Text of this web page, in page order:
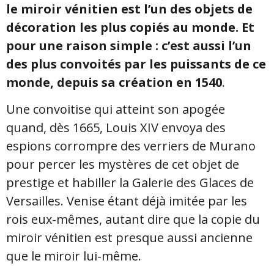
le miroir vénitien est l’un des objets de
décoration les plus copiés au monde. Et
pour une raison simple : c’est aussi l’un
des plus convoités par les puissants de ce
monde, depuis sa création en 1540.
Une convoitise qui atteint son apogée
quand, dès 1665, Louis XIV envoya des
espions corrompre des verriers de Murano
pour percer les mystères de cet objet de
prestige et habiller la Galerie des Glaces de
Versailles. Venise étant déjà imitée par les
rois eux-mêmes, autant dire que la copie du
miroir vénitien est presque aussi ancienne
que le miroir lui-même.